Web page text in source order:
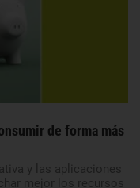
de forma más
y las aplicaciones
mejor los recursos